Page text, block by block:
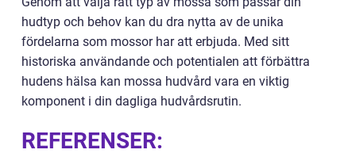
hudtyp och behov kan du dra nytta av de unika
fördelarna som mossor har att erbjuda. Med sitt
historiska användande och potentialen att förbättra
hudens hälsa kan mossa hudvård vara en viktig
komponent i din dagliga hudvårdsrutin.
REFERENSER: